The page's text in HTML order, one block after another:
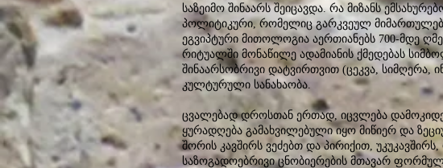
საზეიმო შინაარს შეიცავდა. რა მიზანს
პოლიტიკური, რომელიც გარკვეულ
ეგვიპტური მითოლოგია აერთიანებს 700-მდე
რიტუალში მონაწილე ადამიანის ქმედებას
შინაარსობრივი დატვირთვით (ცეკვა, სიმღერა,
კულტურული სანახაობა.
ცვალებად დროსთან ერთად, იცვლება
ყურადღება გამახვილებული იყო მიწიერ და
შორის კავშირს ვეძებთ და პირიქით,
საზოგადოებრივი ცნობიერების მთავარ